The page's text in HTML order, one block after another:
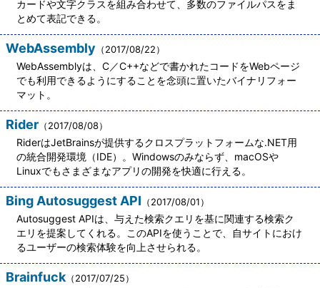
カードや文字クラスを組み合わせて、多数のファイルパスをま
とめて表記できる。
WebAssembly （2017/08/22）
WebAssemblyは、C／C++などで書かれたコードをWebページ
でも利用できるようにすることを念頭に置いたバイナリフォー
マット。
Rider （2017/08/08）
RiderはJetBrainsが提供するクロスプラットフォームな.NET用
の統合開発環境（IDE）。Windowsのみならず、macOSや
Linuxでもさまざまなアプリの開発を快適に行える。
Bing Autosuggest API （2017/08/01）
Autosuggest APIは、与えた検索クエリを基に関連する検索ク
エリを提案してくれる。このAPIを使うことで、自サイトにおけ
るユーザーの検索体験を向上させられる。
Brainfuck （2017/07/25）